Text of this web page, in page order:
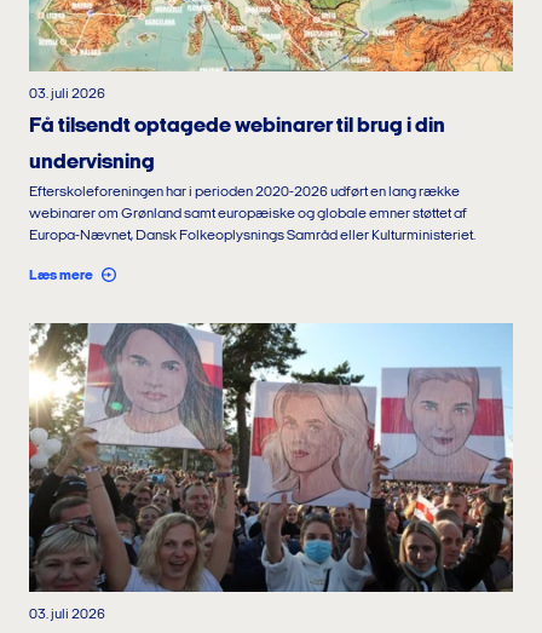
03. juli 2026
Få tilsendt optagede webinarer til brug i din
undervisning
Efterskoleforeningen har i perioden 2020-2026 udført en lang række
webinarer om Grønland samt europæiske og globale emner støttet af
Europa-Nævnet, Dansk Folkeoplysnings Samråd eller Kulturministeriet.
Læs mere
03. juli 2026